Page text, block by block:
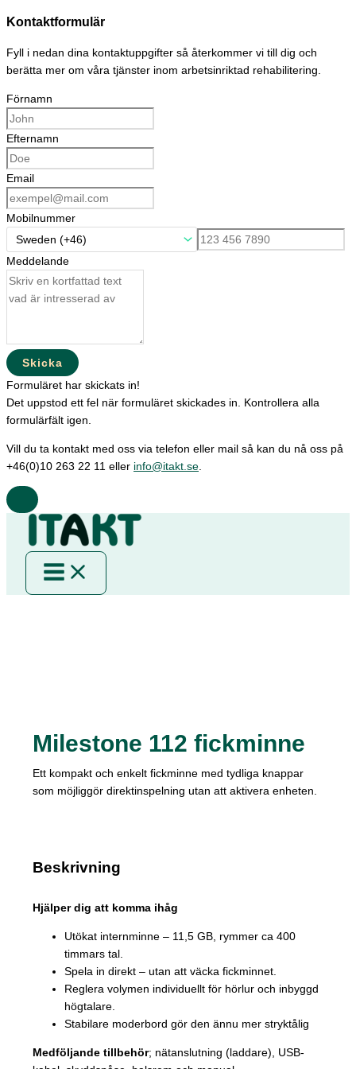
Kontaktformulär
Fyll i nedan dina kontaktuppgifter så återkommer vi till dig och
berätta mer om våra tjänster inom arbetsinriktad rehabilitering.
Förnamn
Efternamn
Email
Mobilnummer
Meddelande
Skicka
Formuläret har skickats in!
Det uppstod ett fel när formuläret skickades in. Kontrollera alla
formulärfält igen.
Vill du ta kontakt med oss via telefon eller mail så kan du nå oss på
+46(0)10 263 22 11 eller info@itakt.se
till
Milestone 112 fickminne
Ett kompakt och enkelt fickminne med tydliga knappar
som möjliggör direktinspelning utan att aktivera enheten.
Beskrivning
Hjälper dig att komma ihåg
Utökat internminne – 11,5 GB, rymmer ca 400
timmars tal.
Spela in direkt – utan att väcka fickminnet.
Reglera volymen individuellt för hörlur och inbyggd
högtalare.
Stabilare moderbord gör den ännu mer stryktålig
Medföljande tillbehör; nätanslutning (laddare), USB-